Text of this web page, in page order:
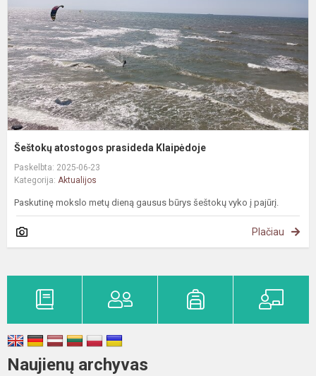
Šeštokų atostogos prasideda Klaipėdoje
Paskelbta: 2025-06-23
Kategorija: Aktualijos
Paskutinę mokslo metų dieną gausus būrys šeštokų vyko į pajūrį.
Plačiau
Naujienų archyvas